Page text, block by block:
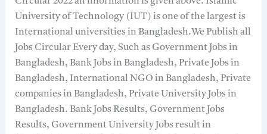
University of Technology (IUT) is one of the largest is
International universities in Bangladesh.We Publish all
Jobs Circular Every day, Such as Government Jobs in
Bangladesh, Bank Jobs in Bangladesh, Private Jobs in
Bangladesh, International NGO in Bangladesh, Private
companies in Bangladesh, Private University Jobs in
Bangladesh. Bank Jobs Results, Government Jobs
Results, Government University Jobs result in